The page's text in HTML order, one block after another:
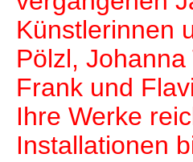
Künstlerinnen
Pölzl,
Frank und
Ihre Werke
Installationen